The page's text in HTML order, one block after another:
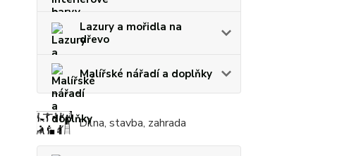
Lazury a mořidla na
dřevo
Malířské nářadí a doplňky
Dílna, stavba, zahrada